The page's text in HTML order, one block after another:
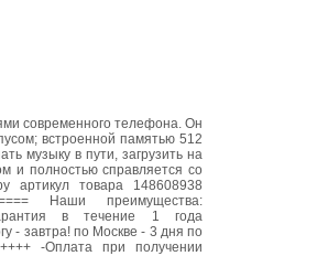
современного телефона. Он
встроенной памятью 512
музыку в пути, загрузить на
и полностью справляется со
артикул товара 148608938
Наши преимущества:
в течение 1 года
- завтра! по Москве - 3 дня по
-Оплата при получении